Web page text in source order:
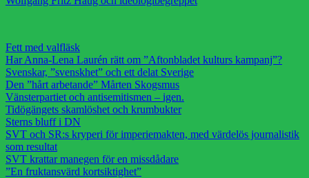
Fett med valfläsk
Har Anna-Lena Laurén rätt om ”Aftonbladet kulturs kampanj”?
Svenskar, ”svenskhet” och ett delat Sverige
Den ”hårt arbetande” Mårten Skogsmus
Vänsterpartiet och antisemitismen – igen.
Tidögängets skamlöshet och krumbukter
Sterns bluff i DN
SVT och SR:s kryperi för imperiemakten, med värdelös journalistik
som resultat
SVT krattar manegen för en missdådare
”En fruktansvärd kortsiktighet”